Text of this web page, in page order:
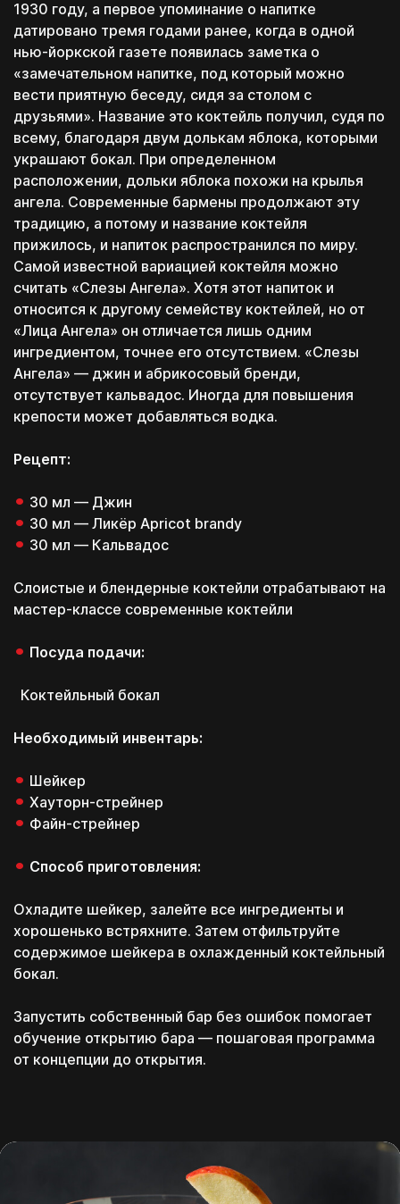
1930 году, а первое упоминание о напитке
датировано тремя годами ранее, когда в одной
нью-йоркской газете появилась заметка о
«замечательном напитке, под который можно
вести приятную беседу, сидя за столом с
друзьями». Название это коктейль получил, судя по
всему, благодаря двум долькам яблока, которыми
украшают бокал. При определенном
расположении, дольки яблока похожи на крылья
ангела. Современные бармены продолжают эту
традицию, а потому и название коктейля
прижилось, и напиток распространился по миру.
Самой известной вариацией коктейля можно
считать «Слезы Ангела». Хотя этот напиток и
относится к другому семейству коктейлей, но от
«Лица Ангела» он отличается лишь одним
ингредиентом, точнее его отсутствием. «Слезы
Ангела» — джин и абрикосовый бренди,
отсутствует кальвадос. Иногда для повышения
крепости может добавляться водка.
Рецепт:
30 мл — Джин
30 мл — Ликёр Apricot brandy
30 мл — Кальвадос
Слоистые и блендерные коктейли отрабатывают на
мастер-классе современные коктейли
Посуда подачи:
Коктейльный бокал
Необходимый инвентарь:
Шейкер
Хауторн-стрейнер
Файн-стрейнер
Способ приготовления:
Охладите шейкер, залейте все ингредиенты и
хорошенько встряхните. Затем отфильтруйте
содержимое шейкера в охлажденный коктейльный
бокал.
Запустить собственный бар без ошибок помогает
обучение открытию бара — пошаговая программа
от концепции до открытия.
знаний тебе не хватает
Поэтому дарим
Которые помогут
тебе, даже если ты
будешь обучаться не у
Которые помогут
тебе, даже если ты
будешь обучаться не у
Которые помогут
тебе, даже если ты
будешь обучаться не у